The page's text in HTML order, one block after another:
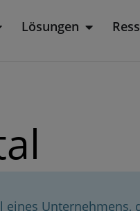
Produkt
Lösungen Öffne
eines Unternehmens,